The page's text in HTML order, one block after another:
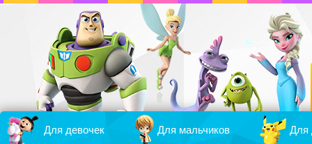
Для девочек Для мальчиков Для